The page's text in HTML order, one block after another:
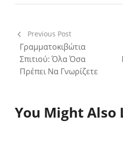
Previous Post
Γραμματοκιβώτια
Σπιτιού: Όλα Όσα
Πρέπει Να Γνωρίζετε
You Might Also